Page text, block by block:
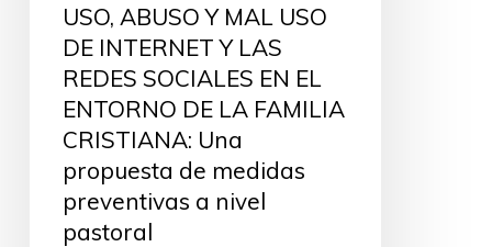
USO, ABUSO Y MAL USO
DE INTERNET Y LAS
REDES SOCIALES EN EL
ENTORNO DE LA FAMILIA
CRISTIANA: Una
propuesta de medidas
preventivas a nivel
pastoral